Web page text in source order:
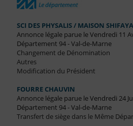
SCI DES PHYSALIS / MAISON SHIFAYA
Annonce légale parue le Vendredi 11
Département 94 - Val-de-Marne
Changement de Dénomination
Autres
Modification du Président
FOURRE CHAUVIN
Annonce légale parue le Vendredi 24
Département 94 - Val-de-Marne
Transfert de siège dans le Même